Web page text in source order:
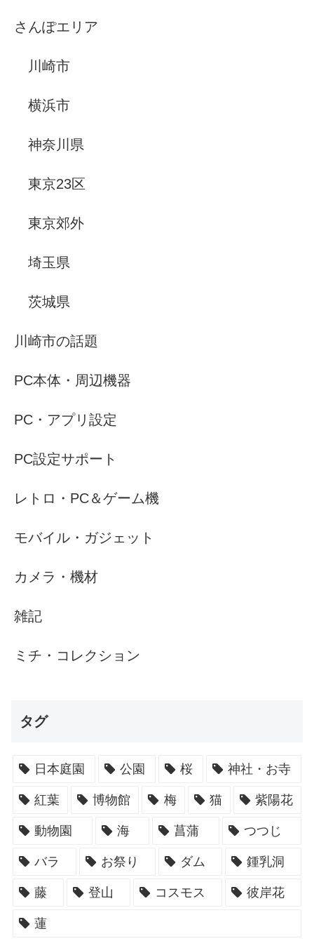
さんぽエリア
川崎市
横浜市
神奈川県
東京23区
東京郊外
埼玉県
茨城県
川崎市の話題
PC本体・周辺機器
PC・アプリ設定
PC設定サポート
レトロ・PC＆ゲーム機
モバイル・ガジェット
カメラ・機材
雑記
ミチ・コレクション
タグ
日本庭園 公園 桜 神社・お寺
紅葉 博物館 梅 猫 紫陽花
動物園 海 菖蒲 つつじ
バラ お祭り ダム 鍾乳洞
藤 登山 コスモス 彼岸花
蓮